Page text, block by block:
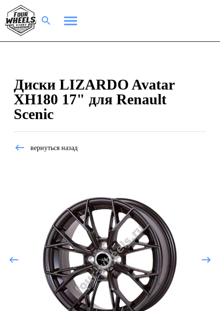
Диски LIZARDO Avatar
XH180 17" для Renault
Scenic
вернуться назад